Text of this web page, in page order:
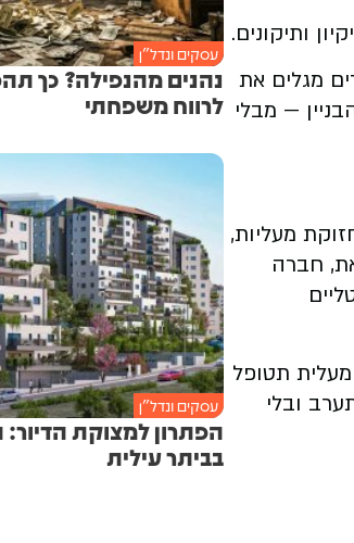
ותיקונים.
מגלים את
— מבלי
מעליות,
חברה
תטופל
ובלי
עסקים ונדל״ן
נהנים מהנפילה? כך
לרווח משפחתי
עסקים ונדל״ן
הפתרון למצוקת
בביתר עילית